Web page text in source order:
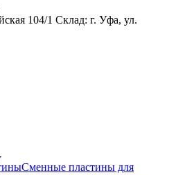
104/1 Склад: г. Уфа, ул.
Сменные пластины для